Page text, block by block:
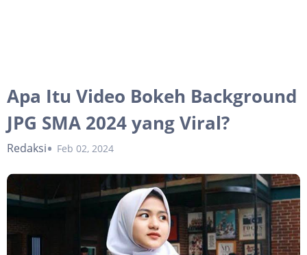
Apa Itu Video Bokeh Background
JPG SMA 2024 yang Viral?
Redaksi Feb 02, 2024